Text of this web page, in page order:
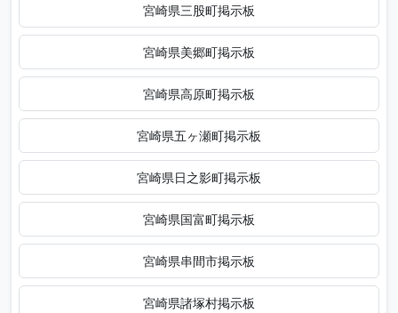
宮崎県三股町掲示板
宮崎県美郷町掲示板
宮崎県高原町掲示板
宮崎県五ヶ瀬町掲示板
宮崎県日之影町掲示板
宮崎県国富町掲示板
宮崎県串間市掲示板
宮崎県諸塚村掲示板